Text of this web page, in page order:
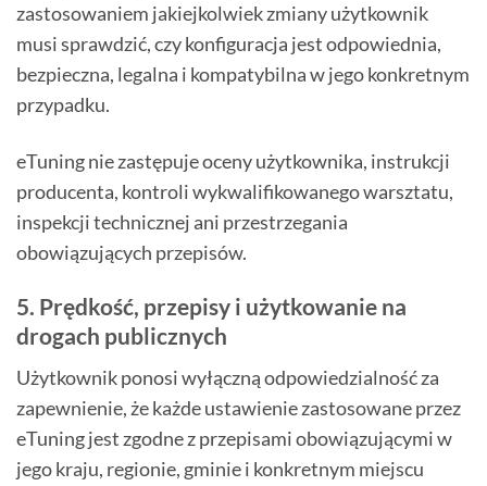
zastosowaniem jakiejkolwiek zmiany użytkownik
musi sprawdzić, czy konfiguracja jest odpowiednia,
bezpieczna, legalna i kompatybilna w jego konkretnym
przypadku.
eTuning nie zastępuje oceny użytkownika, instrukcji
producenta, kontroli wykwalifikowanego warsztatu,
inspekcji technicznej ani przestrzegania
obowiązujących przepisów.
5. Prędkość, przepisy i użytkowanie na
drogach publicznych
Użytkownik ponosi wyłączną odpowiedzialność za
zapewnienie, że każde ustawienie zastosowane przez
eTuning jest zgodne z przepisami obowiązującymi w
jego kraju, regionie, gminie i konkretnym miejscu